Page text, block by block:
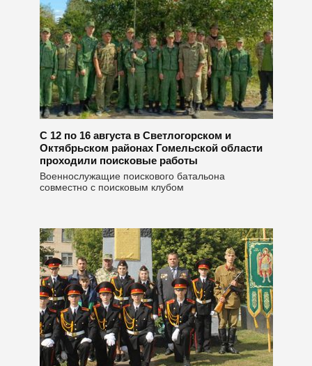
С 12 по 16 августа в Светлогорском и
Октябрьском районах Гомельской области
проходили поисковые работы
Военнослужащие поискового батальона
совместно с поисковым клубом